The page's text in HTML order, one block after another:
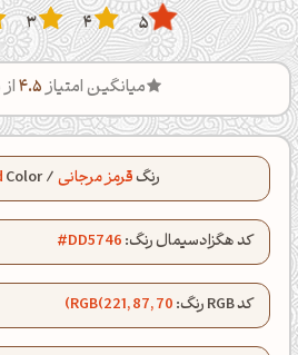
5
4
3
میانگین امتیاز4.5از 5 (
رنگقرمز مرجانی/
Color
کد هگزادسیمال رنگ:#DD5746
کد RGB رنگ: RGB(221, 87, 70)